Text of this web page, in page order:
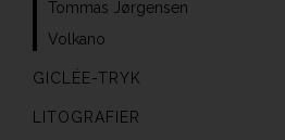
Tommas Jørgensen
Volkano
GICLÉE-TRYK
LITOGRAFIER